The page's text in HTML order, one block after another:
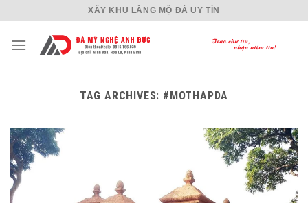
content
XÂY KHU LĂNG MỘ ĐÁ UY TÍN
TAG ARCHIVES: #MOTHAPDA